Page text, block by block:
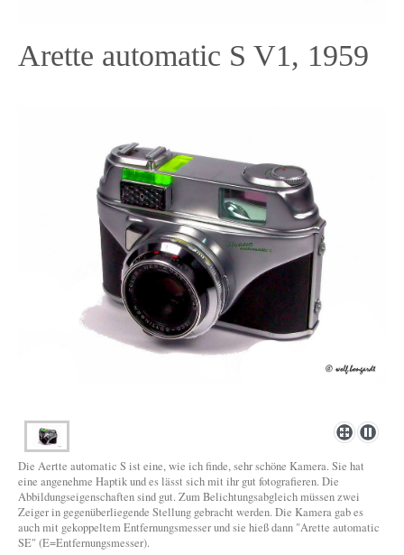
Arette automatic S V1, 1959
Die Aertte automatic S ist eine, wie ich finde, sehr schöne Kamera. Sie hat
eine angenehme Haptik und es lässt sich mit ihr gut fotografieren. Die
Abbildungseigenschaften sind gut. Zum Belichtungsabgleich müssen zwei
Zeiger in gegenüberliegende Stellung gebracht werden. Die Kamera gab es
auch mit gekoppeltem Entfernungsmesser und sie hieß dann "Arette automatic
SE" (E=Entfernungsmesser).